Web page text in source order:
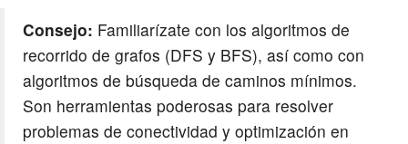
Consejo: Familiarízate con los algoritmos de
recorrido de grafos (DFS y BFS), así como con
algoritmos de búsqueda de caminos mínimos.
Son herramientas poderosas para resolver
problemas de conectividad y optimización en